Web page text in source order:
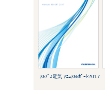
ｱﾙﾌﾟｽ電気 ｱﾆｭｱﾙﾚﾎﾟｰﾄ2017